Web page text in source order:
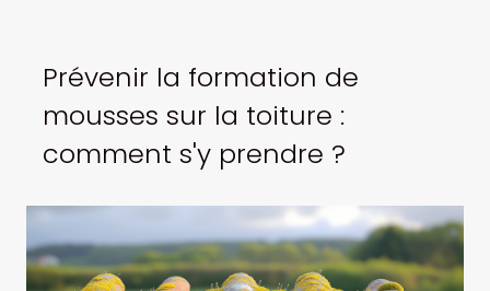
Prévenir la formation de
mousses sur la toiture :
comment s'y prendre ?